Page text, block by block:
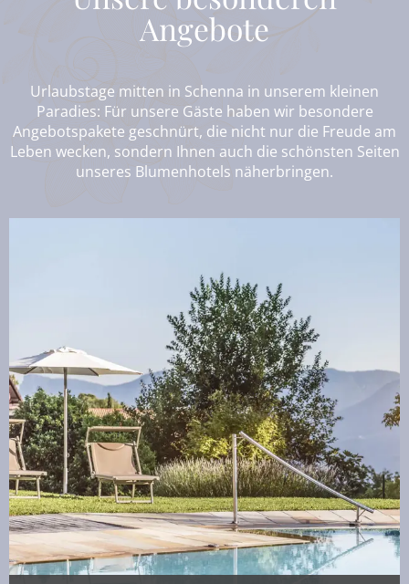
Angebote
Urlaubstage mitten in Schenna in unserem kleinen
Paradies: Für unsere Gäste haben wir besondere
Angebotspakete geschnürt, die nicht nur die Freude am
Leben wecken, sondern Ihnen auch die schönsten Seiten
unseres Blumenhotels näherbringen.